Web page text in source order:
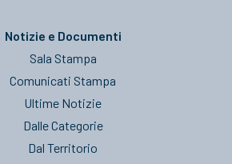
Notizie e Documenti
Sala Stampa
Comunicati Stampa
Ultime Notizie
Dalle Categorie
Dal Territorio